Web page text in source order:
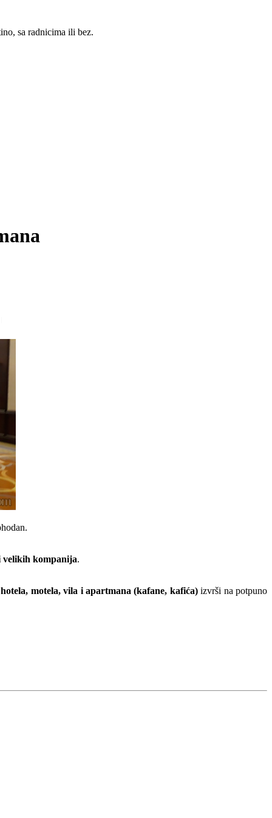
sa radnicima ili bez.
velikih kompanija.
motela, vila i apartmana (kafane, kafića)izvrši na potpuno